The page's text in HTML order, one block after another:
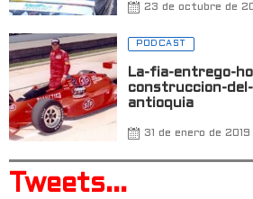
23 de octubre de
PODCAST
La-fia-entrego-
construccion-
antioquia
31 de enero de 2019
Tweets...